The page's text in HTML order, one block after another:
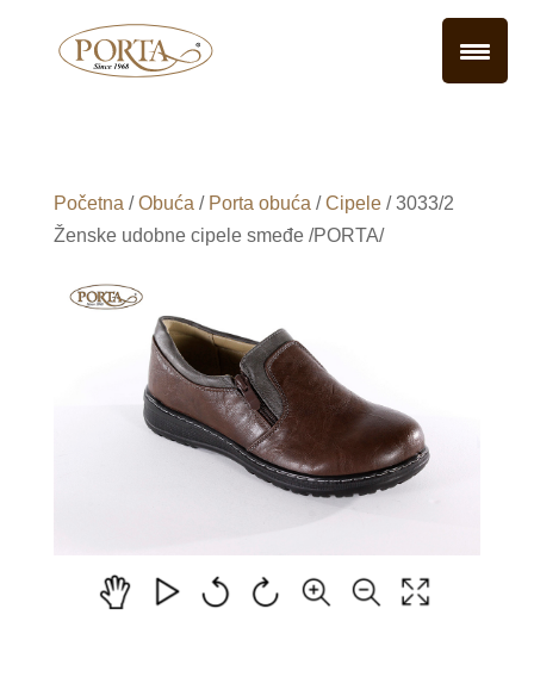
Početna /Obuća / Porta obuća /Cipele/ 3033/2
Ženske udobne cipele smeđe /PORTA/